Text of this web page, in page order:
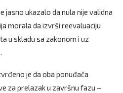
jasno ukazalo da nula nije validna
morala da izvrši reevaluaciju
u skladu sa zakonom i uz
je da oba ponuđača
za prelazak u završnu fazu –